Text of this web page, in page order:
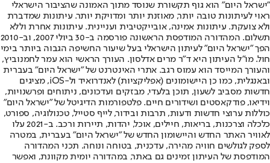
"ישראל היום" הוא גוף תקשורת שנוסד מתוך האמונה שהציבור הישראלי
ראוי לעיתונות טובה יותר, מאוזנת יותר ומדויקת יותר. עיתונות שמדברת
ולא צועקת. עיתונות אמינה, אובייקטיבית ועניינית. עיתונות אחרת וללא
תשלום. המהדורה המודפסת הראשונה פורסמה ב-30 ביולי 2007, וב-2010
הפך "ישראל היום" לעיתון הישראלי בעל שיעור החשיפה הגבוה ביותר בימי
חול. מו"ל העיתון היא ד"ר מרים אדלסון. העורך הראשי הוא עמר לחמנוביץ,
והעורך המייסד הוא עמוס רגב. אתרי האינטרנט של "ישראל היום" בעברית
ובאנגלית, כמו כן היישומונים (אפליקציות) לאנדרואיד ול-iOS, מציגים
חדשות מסביב לשעון, תוכן בלעדי, מבזקים ועדכונים, ניתוחים ופרשנויות,
וידיאו, פודקאסטים ושידורים חיים. פלטפורמות הדיגיטל של "ישראל היום"
כוללות ערוצי חדשות ודעות, תרבות ובידור, לייף סטייל, טכנולוגיה, ספורט,
כלכלה וצרכנות, בריאות, חיילים, אוכל, יהדות, תיירות ורכב. ב-2021 עלו
לאוויר האתר החדש והיישומון החדש של "ישראל היום" בעברית, במטרה
לספק לגולשים חוויה מהירה, עדכנית, בטוחה ונוחה. תכני המהדורה
המודפסת של העיתון זמינים גם באתר, במהדורה יומית מקוונת, ואפשר